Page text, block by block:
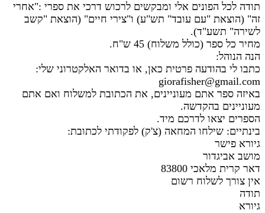
תודה לכל הפונים אלי ומבקשים לרכוש דרכי את ספרי :"אחרי
זה" (הוצאת "עם עובד" תש"ע) ו"צירי חיים" (הוצאת "קשב
לשירה" תשע"ד).
מחיר כל ספר (כולל משלוח) 45 ש"
ח.
הנה הנוהל:
כתבו לי בהודעה פרטית כאן, או בדואר האלקטרוני שלי:
giorafisher@gmail.com
באיזה ספר אתם מעוניינים, את הכתובת למשלוח ואם אתם
מעוניינים בהקדשה.
הספרים יצאו לדרכם מיד.
בינתיים: שילחו המחאה (צ'ק) לפקודתי לכתובת:
גיורא פישר
מושב אביגדור
דאר קרית מלאכי 83800
אין צורך לשלוח רשום
תודה
גיורא